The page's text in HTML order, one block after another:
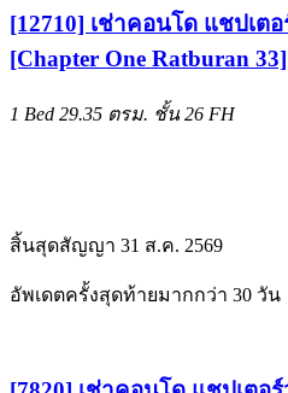
[12710] เช่าคอนโด แชปเต
[Chapter One Ratburan
1 Bed 29.35 ตรม. ชั้น 26 FH
สิ้นสุดสัญญา 31 ส.ค. 2569
อัพเดตครั้งสุดท้ายมากกว่า 30 วัน